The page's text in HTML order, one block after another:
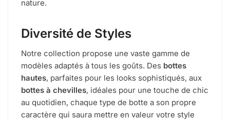
nature.
Diversité de Styles
Notre collection propose une vaste gamme de
modèles adaptés à tous les goûts. Des bottes
hautes, parfaites pour les looks sophistiqués, aux
bottes à chevilles, idéales pour une touche de chic
au quotidien, chaque type de botte a son propre
caractère qui saura mettre en valeur votre style